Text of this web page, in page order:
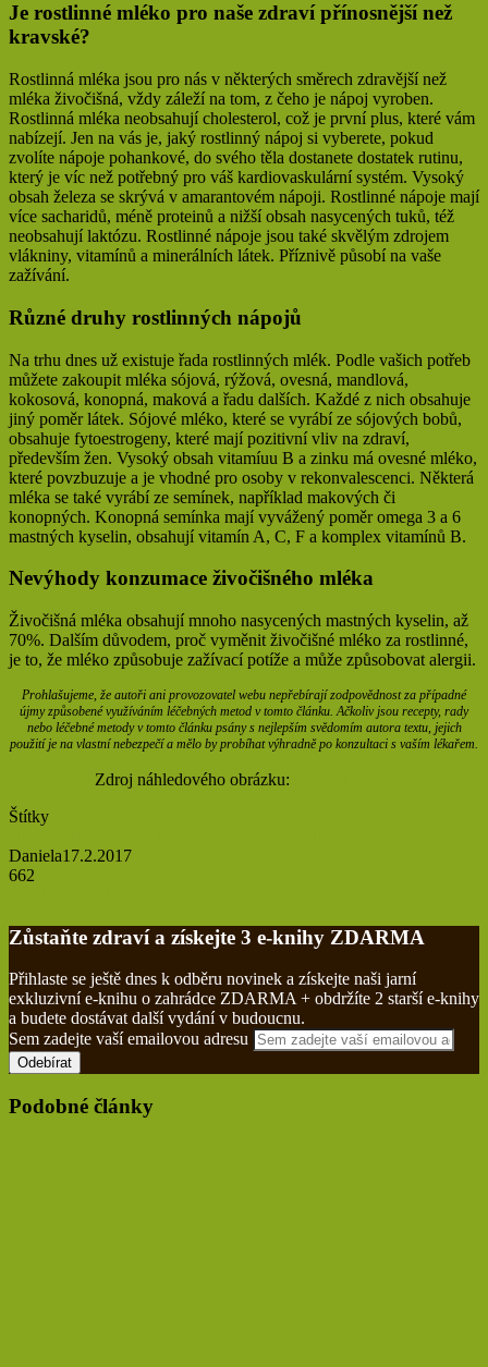
Je rostlinné mléko pro naše zdraví přínosnější než
kravské?
Rostlinná mléka jsou pro nás v některých směrech zdravější než
mléka živočišná, vždy záleží na tom, z čeho je nápoj vyroben.
Rostlinná mléka neobsahují cholesterol, což je první plus, které vám
nabízejí. Jen na vás je, jaký rostlinný nápoj si vyberete, pokud
zvolíte nápoje pohankové, do svého těla dostanete dostatek rutinu,
který je víc než potřebný pro váš kardiovaskulární systém. Vysoký
obsah železa se skrývá v amarantovém nápoji. Rostlinné nápoje mají
více sacharidů, méně proteinů a nižší obsah nasycených tuků, též
neobsahují laktózu. Rostlinné nápoje jsou také skvělým zdrojem
vlákniny, vitamínů a minerálních látek. Příznivě působí na vaše
zažívání.
Různé druhy rostlinných nápojů
Na trhu dnes už existuje řada rostlinných mlék. Podle vašich potřeb
můžete zakoupit mléka sójová, rýžová, ovesná, mandlová,
kokosová, konopná, maková a řadu dalších. Každé z nich obsahuje
jiný poměr látek. Sójové mléko, které se vyrábí ze sójových bobů,
obsahuje fytoestrogeny, které mají pozitivní vliv na zdraví,
především žen. Vysoký obsah vitamíuu B a zinku má ovesné mléko,
které povzbuzuje a je vhodné pro osoby v rekonvalescenci. Některá
mléka se také vyrábí ze semínek, například makových či
konopných. Konopná semínka mají vyvážený poměr omega 3 a 6
mastných kyselin, obsahují vitamín A, C, F a komplex vitamínů B.
Nevýhody konzumace živočišného mléka
Živočišná mléka obsahují mnoho nasycených mastných kyselin, až
70%. Dalším důvodem, proč vyměnit živočišné mléko za rostlinné,
je to, že mléko způsobuje zažívací potíže a může způsobovat alergii.
Prohlašujeme, že autoři ani provozovatel webu nepřebírají zodpovědnost za případné
újmy způsobené využíváním léčebných metod v tomto článku. Ačkoliv jsou recepty, rady
nebo léčebné metody v tomto článku psány s nejlepším svědomím autora textu, jejich
použití je na vlastní nebezpečí a mělo by probíhat výhradně po konzultaci s vaším lékařem.
Zdroj náhledového obrázku:
Štítky
Daniela17.2.2017
662
Zůstaňte zdraví a získejte 3 e-knihy ZDARMA
Přihlaste se ještě dnes k odběru novinek a získejte naši jarní
exkluzivní e-knihu o zahrádce ZDARMA + obdržíte 2 starší e-knihy
a budete dostávat další vydání v budoucnu.
Sem zadejte vaší emailovou adresu
Podobné články